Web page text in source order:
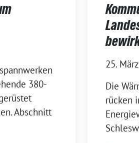
380-
Abschnitt
25.
Die
rücken